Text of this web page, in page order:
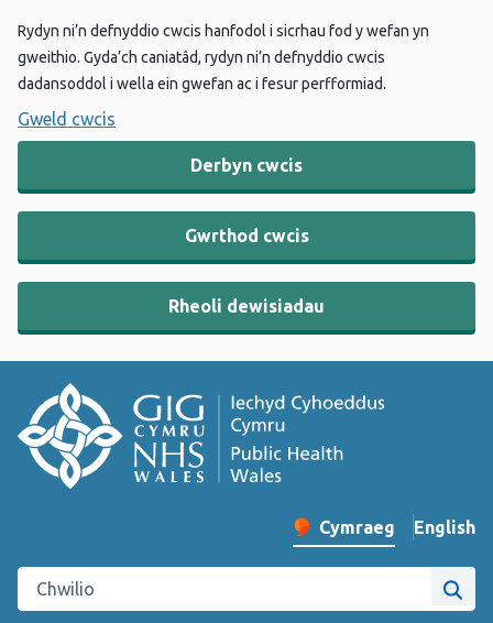
Rydyn ni’n defnyddio cwcis hanfodol i sicrhau fod y wefan yn
gweithio. Gyda’ch caniatâd, rydyn ni’n defnyddio cwcis
dadansoddol i wella ein gwefan ac i fesur perfformiad.
Gweld cwcis
Derbyn cwcis
Gwrthod cwcis
Rheoli dewisiadau
Newid iaith y wefan
Cymraeg English
–
Chwilio gwefan Iechyd Cyhoeddus Cymru